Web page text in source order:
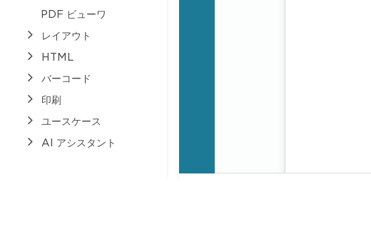
PDF ビューワ
レイアウト
HTML
バーコード
印刷
ユースケース
AI アシスタント